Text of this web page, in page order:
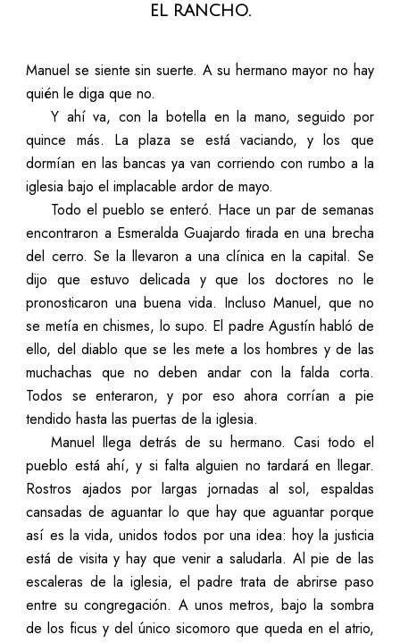
el rancho.
Manuel se siente sin suerte. A su hermano mayor no hay
quién le diga que no.
Y ahí va, con la botella en la mano, seguido por
quince más. La plaza se está vaciando, y los que
dormían en las bancas ya van corriendo con rumbo a la
iglesia bajo el implacable ardor de mayo.
Todo el pueblo se enteró. Hace un par de semanas
encontraron a Esmeralda Guajardo tirada en una brecha
del cerro. Se la llevaron a una clínica en la capital. Se
dijo que estuvo delicada y que los doctores no le
pronosticaron una buena vida. Incluso Manuel, que no
se metía en chismes, lo supo. El padre Agustín habló de
ello, del diablo que se les mete a los hombres y de las
muchachas que no deben andar con la falda corta.
Todos se enteraron, y por eso ahora corrían a pie
tendido hasta las puertas de la iglesia.
Manuel llega detrás de su hermano. Casi todo el
pueblo está ahí, y si falta alguien no tardará en llegar.
Rostros ajados por largas jornadas al sol, espaldas
cansadas de aguantar lo que hay que aguantar porque
así es la vida, unidos todos por una idea: hoy la justicia
está de visita y hay que venir a saludarla. Al pie de las
escaleras de la iglesia, el padre trata de abrirse paso
entre su congregación. A unos metros, bajo la sombra
de los ficus y del único sicomoro que queda en el atrio,